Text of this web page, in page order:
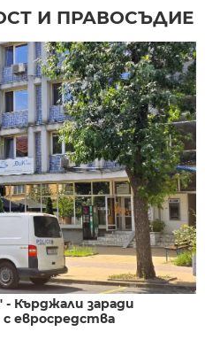
И ПРАВОСЪДИЕ
Кърджали заради
евросредства